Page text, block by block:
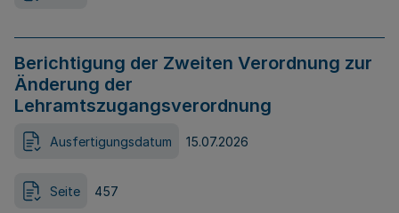
Berichtigung der Zweiten Verordnung zur
Änderung der
Lehramtszugangsverordnung
Ausfertigungsdatum 15.07.2026
Seite 457